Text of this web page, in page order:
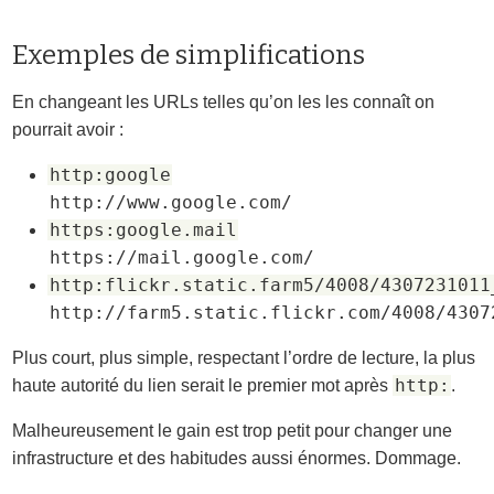
Exemples de simplifications
En changeant les URLs telles qu’on les les connaît on
pourrait avoir :
http:google
http://www.google.com/
https:google.mail
https://mail.google.com/
http:flickr.static.farm5/4008/
http://farm5.static.flickr.com/4008/
Plus court, plus simple, respectant l’ordre de lecture, la plus
haute autorité du lien serait le premier mot après http: .
Malheureusement le gain est trop petit pour changer une
infrastructure et des habitudes aussi énormes. Dommage.